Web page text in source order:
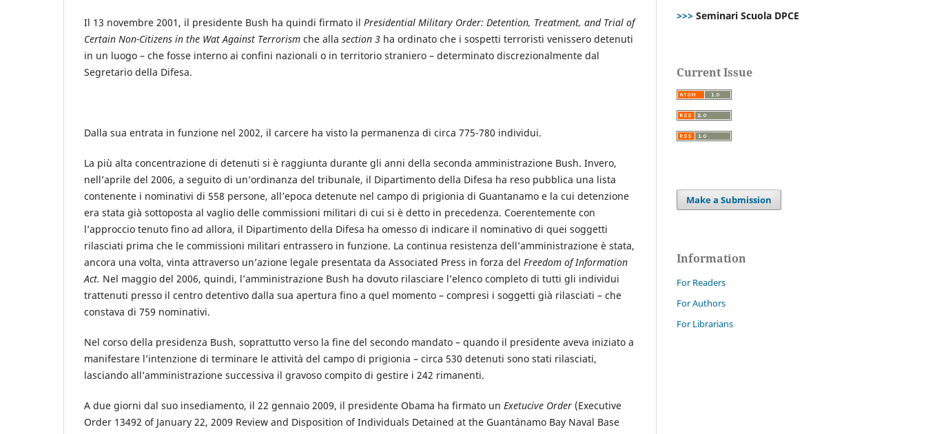
Il 13 novembre 2001, il presidente Bush ha quindi firmato il Presidential Military Order: Detention, Treatment, and Trial of
Certain Non-Citizens in the Wat Against Terrorism che alla section 3 ha ordinato che i sospetti terroristi venissero detenuti
in un luogo – che fosse interno ai confini nazionali o in territorio straniero – determinato discrezionalmente dal
Segretario della Difesa.
Dalla sua entrata in funzione nel 2002, il carcere ha visto la permanenza di circa 775-780 individui.
La più alta concentrazione di detenuti si è raggiunta durante gli anni della seconda amministrazione Bush. Invero,
nell’aprile del 2006, a seguito di un’ordinanza del tribunale, il Dipartimento della Difesa ha reso pubblica una lista
contenente i nominativi di 558 persone, all’epoca detenute nel campo di prigionia di Guantanamo e la cui detenzione
era stata già sottoposta al vaglio delle commissioni militari di cui si è detto in precedenza. Coerentemente con
l’approccio tenuto fino ad allora, il Dipartimento della Difesa ha omesso di indicare il nominativo di quei soggetti
rilasciati prima che le commissioni militari entrassero in funzione. La continua resistenza dell’amministrazione è stata,
ancora una volta, vinta attraverso un’azione legale presentata da Associated Press in forza del Freedom of Information
Act. Nel maggio del 2006, quindi, l’amministrazione Bush ha dovuto rilasciare l’elenco completo di tutti gli individui
trattenuti presso il centro detentivo dalla sua apertura fino a quel momento – compresi i soggetti già rilasciati – che
constava di 759 nominativi.
Nel corso della presidenza Bush, soprattutto verso la fine del secondo mandato – quando il presidente aveva iniziato a
manifestare l’intenzione di terminare le attività del campo di prigionia – circa 530 detenuti sono stati rilasciati,
lasciando all’amministrazione successiva il gravoso compito di gestire i 242 rimanenti.
A due giorni dal suo insediamento, il 22 gennaio 2009, il presidente Obama ha firmato un Exetucive Order (Executive
Order 13492 of January 22, 2009 Review and Disposition of Individuals Detained at the Guantánamo Bay Naval Base
>>> Seminari Scuola DPCE
Current Issue
Make a Submission
Information
For Readers
For Authors
For Librarians